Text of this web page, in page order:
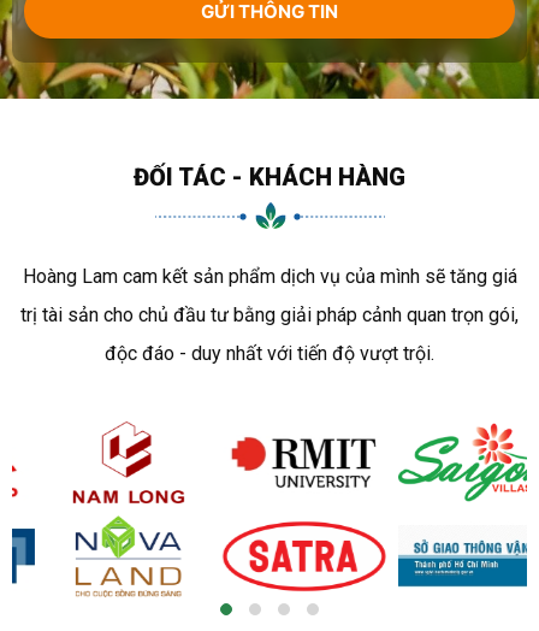
ĐỐI TÁC - KHÁCH HÀNG
Hoàng Lam cam kết sản phẩm dịch vụ của mình sẽ tăng giá
trị tài sản cho chủ đầu tư bằng giải pháp cảnh quan trọn gói,
độc đáo - duy nhất với tiến độ vượt trội.